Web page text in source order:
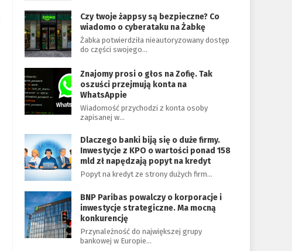
Czy twoje żappsy są bezpieczne? Co
wiadomo o cyberataku na Żabkę
Żabka potwierdziła nieautoryzowany dostęp
do części swojego…
Znajomy prosi o głos na Zofię. Tak
oszuści przejmują konta na
WhatsAppie
Wiadomość przychodzi z konta osoby
zapisanej w…
Dlaczego banki biją się o duże firmy.
Inwestycje z KPO o wartości ponad 158
mld zł napędzają popyt na kredyt
Popyt na kredyt ze strony dużych firm…
BNP Paribas powalczy o korporacje i
inwestycje strategiczne. Ma mocną
konkurencję
Przynależność do największej grupy
bankowej w Europie…